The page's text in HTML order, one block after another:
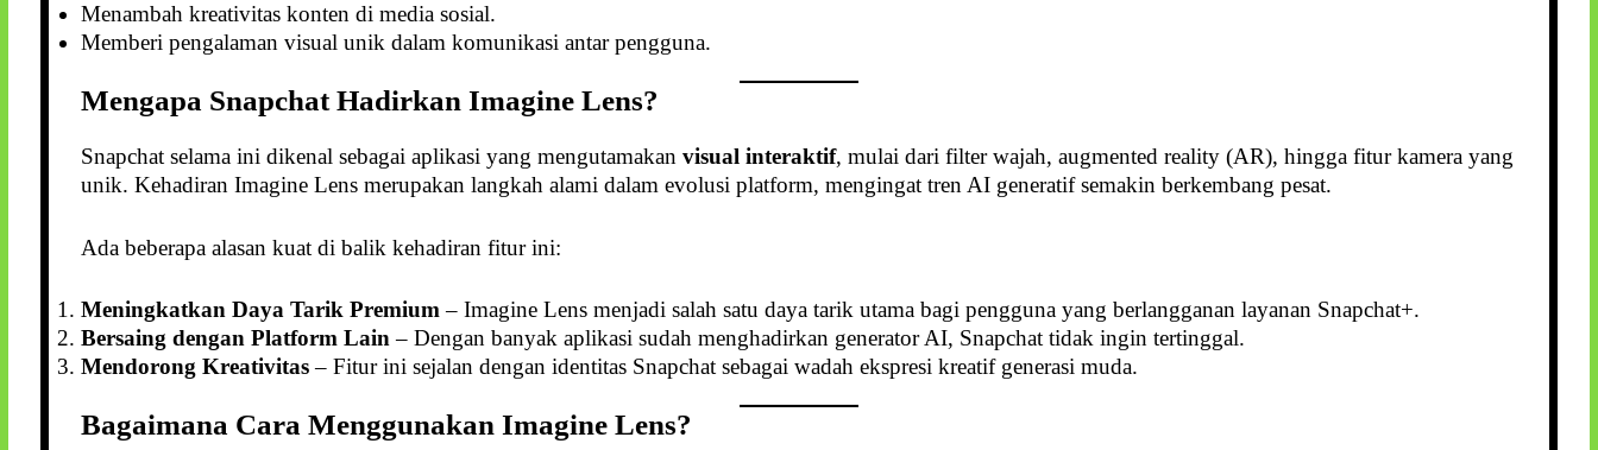
Menambah kreativitas konten di media sosial.
Memberi pengalaman visual unik dalam komunikasi antar pengguna.
Mengapa Snapchat Hadirkan Imagine Lens?
Snapchat selama ini dikenal sebagai aplikasi yang mengutamakan visual interaktif, mulai dari filter wajah, augmented reality (AR), hingga fitur kamera yang
unik. Kehadiran Imagine Lens merupakan langkah alami dalam evolusi platform, mengingat tren AI generatif semakin berkembang pesat.
Ada beberapa alasan kuat di balik kehadiran fitur ini:
Meningkatkan Daya Tarik Premium– Imagine Lens menjadi salah satu daya tarik utama bagi pengguna yang berlangganan layanan Snapchat+.
Bersaing dengan Platform Lain– Dengan banyak aplikasi sudah menghadirkan generator AI, Snapchat tidak ingin tertinggal.
Mendorong Kreativitas– Fitur ini sejalan dengan identitas Snapchat sebagai wadah ekspresi kreatif generasi muda.
Bagaimana Cara Menggunakan Imagine Lens?